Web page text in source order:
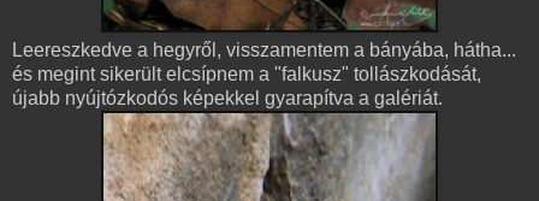
Leereszkedve a hegyről, visszamentem a bányába, hátha...
és megint sikerült elcsípnem a "falkusz" tollászkodását,
újabb nyújtózkodós képekkel gyarapítva a galériát.